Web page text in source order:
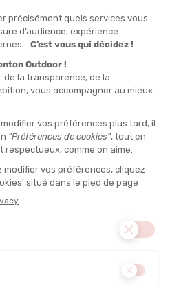
- Vedi le scorte del negozio
GRATUITA
€ di acquisto
CASHBACK
Guadagna 0,85 €con
questo acquisto!